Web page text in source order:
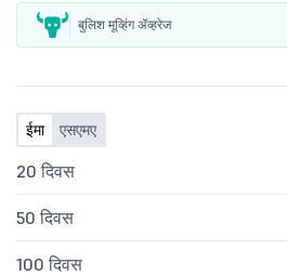
बुलिश मूव्हिंग ॲव्हरेज
ईमा एसएमए
20 दिवस
50 दिवस
100 दिवस